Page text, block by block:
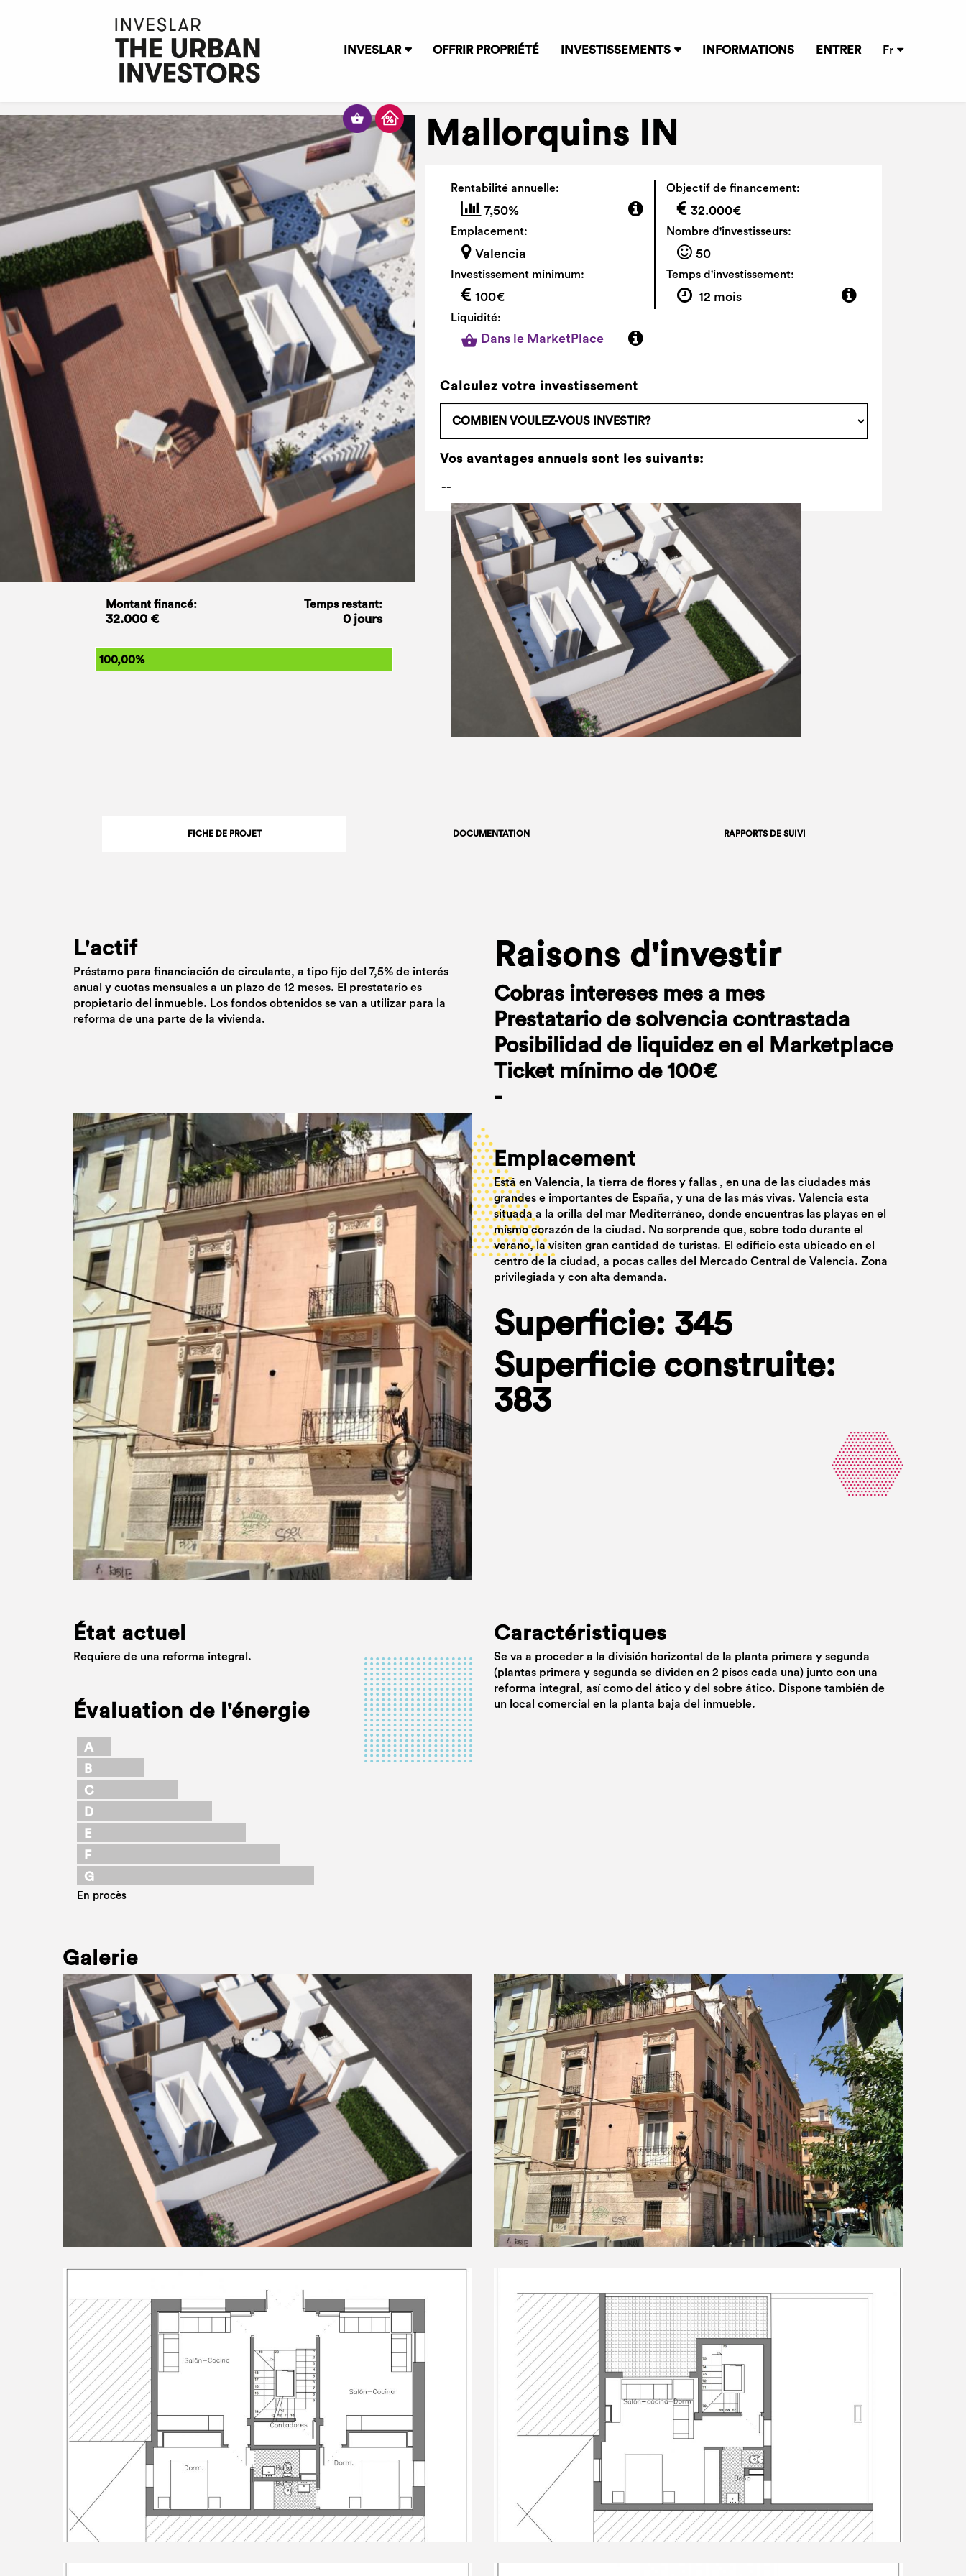
INVESLAR OFFRIR PROPRIÉTÉ INVESTISSEMENTS INFORMATIONS ENTRER Fr
Mallorquins IN
Rentabilité annuelle:
7,50%
Emplacement:
Valencia
Investissement minimum:
100€
Liquidité:
Dans le MarketPlace
Objectif de financement:
32.000€
Nombre d'investisseurs:
50
Temps d'investissement:
12 mois
Calculez votre investissement
Vos avantages annuels sont les suivants:
Montant financé:
32.000 €
Temps restant:
0 jours
100,00%
FICHE DE PROJET DOCUMENTATION RAPPORTS DE SUIVI
L'actif
Préstamo para financiación de circulante, a tipo fijo del 7,5% de interés
anual y cuotas mensuales a un plazo de 12 meses. El prestatario es
propietario del inmueble. Los fondos obtenidos se van a utilizar para la
reforma de una parte de la vivienda.
Raisons d'investir
Cobras intereses mes a mes
Prestatario de solvencia contrastada
Posibilidad de liquidez en el Marketplace
Ticket mínimo de 100€
-
Emplacement
Está en Valencia, la tierra de flores y fallas , en una de las ciudades más
grandes e importantes de España, y una de las más vivas. Valencia esta
situada a la orilla del mar Mediterráneo, donde encuentras las playas en el
mismo corazón de la ciudad. No sorprende que, sobre todo durante el
verano, la visiten gran cantidad de turistas. El edificio esta ubicado en el
centro de la ciudad, a pocas calles del Mercado Central de Valencia. Zona
privilegiada y con alta demanda.
Superficie: 345
Superficie construite:
383
État actuel
Requiere de una reforma integral.
Évaluation de l'énergie
A
B
C
D
E
F
G
En procès
Caractéristiques
Se va a proceder a la división horizontal de la planta primera y segunda
(plantas primera y segunda se dividen en 2 pisos cada una) junto con una
reforma integral, así como del ático y del sobre ático. Dispone también de
un local comercial en la planta baja del inmueble.
Galerie